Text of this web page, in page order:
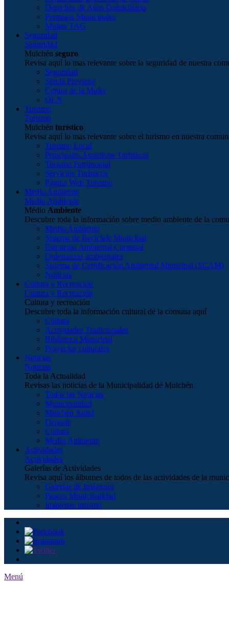
Derechos de Aseo Domiciliario
Permisos Municipales
Multas TAG
Seguridad
Seguridad
Mulchén seguro
Revisa aquí lo mas relevante sobre la seguridad de nuestra
Seguridad
Senda Previene
Centro de la Mujer
OLN
Turismo
Turismo
Mulchén turístico
Revisa aquí lo mas relevante sobre el turismo en nuestra
Turismo Local
Principales Atractivos Turísticos
Turismo Patrimonial
Servicios Turísticos
Página Web Turismo
Medio Ambiente
Medio Ambiente
Médio Ambiente
Descubre toda la información sobre medio ambiente de la
Medio Ambiente
Sistema de Reciclaje Municipal
Estrategia Ambiental Comunal
Ordenanzas ambientales
Sistema de Certificación Ambiental Municipal (SCAM)
Noticias
Cultura y Recreación
Cultura y Recreación
Cultura y recreación
Descubre toda la información cultural de la comuna aquí
Cultura
Actividades Tradicionales
Biblioteca Municipal
Proyectos culturales
Noticias
Noticias
Toda la Actualidad
Revisas las noticias de la Municipalidad de Mulchén
Todas las Noticias
Municipalidad
Mulchén Salud
Deporte
Cultura
Medio Ambiente
Actividades
Actividades
Galerías de Actividades
Revisa aquí los álbumes de todos de las actividades de la
Galerías de Imágenes
Paseos Municipalidad
Imágenes turismo
Menú